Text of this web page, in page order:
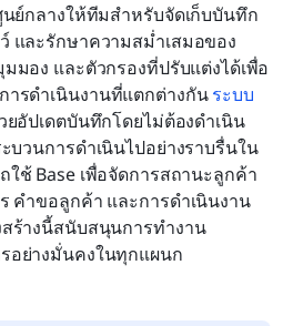
ย์กลางให้ทีมสำหรับจัดเก็บบันทึก
และรักษาความสม่ำเสมอของ
อง และตัวกรองที่ปรับแต่งได้เพื่อ
ารดำเนินงานที่แตกต่างกัน ระบบ
อัปเดตบันทึกโดยไม่ต้องดำเนิน
บวนการดำเนินไปอย่างราบรื่นใน
ช้ Base เพื่อจัดการสถานะลูกค้า
คำขอลูกค้า และการดำเนินงาน
ร้างนี้สนับสนุนการทำงาน
อย่างมั่นคงในทุกแผนก